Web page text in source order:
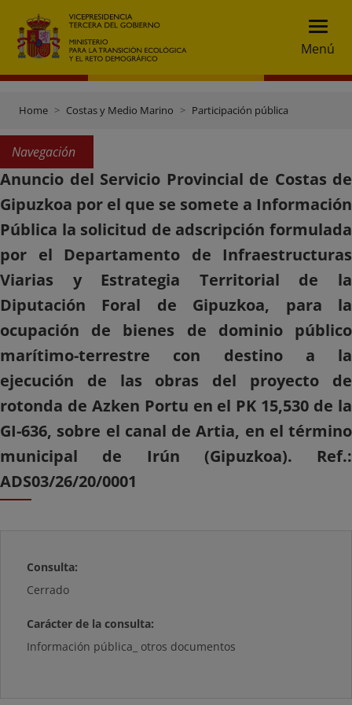
Menú
Home Costas y Medio Marino Participación pública
Navegación
Anuncio del Servicio Provincial de Costas de
Gipuzkoa por el que se somete a Información
Pública la solicitud de adscripción formulada
por el Departamento de Infraestructuras
Viarias y Estrategia Territorial de la
Diputación Foral de Gipuzkoa, para la
ocupación de bienes de dominio público
marítimo-terrestre con destino a la
ejecución de las obras del proyecto de
rotonda de Azken Portu en el PK 15,530 de la
GI-636, sobre el canal de Artia, en el término
municipal de Irún (Gipuzkoa). Ref.:
ADS03/26/20/0001
Consulta:
Cerrado
Carácter de la consulta:
Información pública_ otros documentos